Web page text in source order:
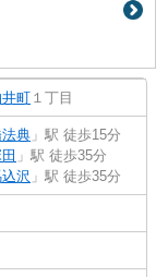
町 １丁目
典 」駅 徒歩15分
」駅 徒歩35分
沢 」駅 徒歩35分